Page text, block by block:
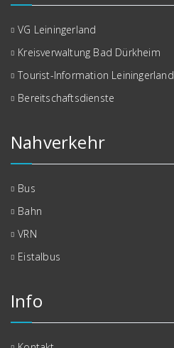
VG Leiningerland
Kreisverwaltung Bad Dürkheim
Tourist-Information Leiningerland
Bereitschaftsdienste
Nahverkehr
Bus
Bahn
VRN
Eistalbus
Info